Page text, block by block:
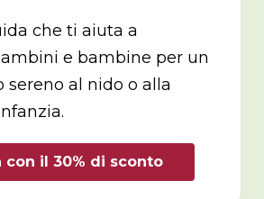
che ti aiuta a
e bambine per un
sereno al nido o alla
con il 30% di sconto